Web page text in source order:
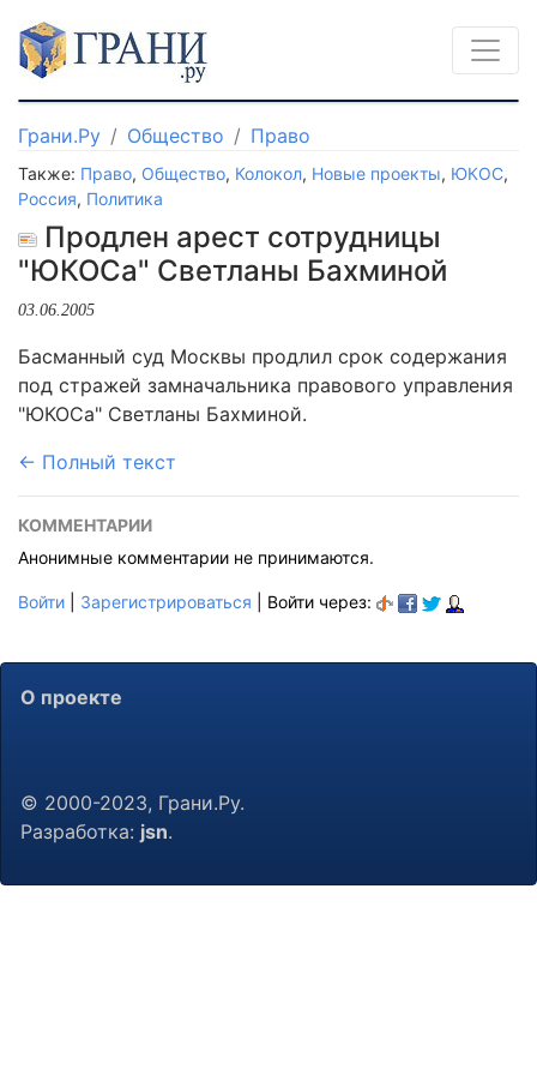
Грани.Ру Общество Право
Также: Право, Общество, Колокол, Новые проекты, ЮКОС,
Россия, Политика
Продлен арест сотрудницы
"ЮКОСа" Светланы Бахминой
03.06.2005
Басманный суд Москвы продлил срок содержания
под стражей замначальника правового управления
"ЮКОСа" Светланы Бахминой.
← Полный текст
КОММЕНТАРИИ
Анонимные комментарии не принимаются.
Войти Зарегистрироваться | Войти через:
О проекте
© 2000-2023, Грани.Ру.
Разработка: jsn.